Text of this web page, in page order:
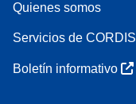
Quienes somos
Servicios de CORDIS
Boletín informativo